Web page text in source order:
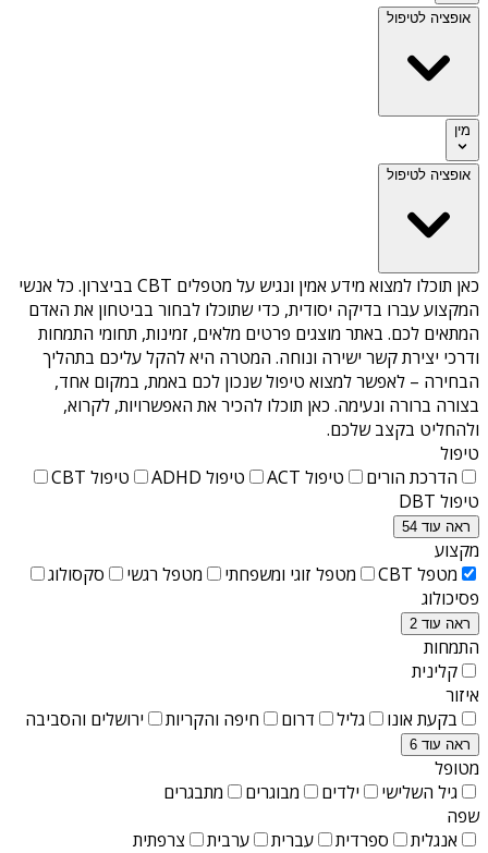
אופציה לטיפול
מין
אופציה לטיפול
כאן תוכלו למצוא מידע אמין ונגיש על מטפלים CBT בביצרון
. כל אנשי
המקצוע עברו בדיקה יסודית, כדי שתוכלו לבחור בביטחון את האדם
המתאים לכם. באתר מוצגים פרטים מלאים, זמינות, תחומי התמחות
ודרכי יצירת קשר ישירה ונוחה. המטרה היא להקל עליכם בתהליך
הבחירה – לאפשר למצוא טיפול שנכון לכם באמת, במקום אחד,
בצורה ברורה ונעימה. כאן תוכלו להכיר את האפשרויות, לקרוא,
ולהחליט בקצב שלכם.
טיפול
הדרכת הורים
טיפול ACT טיפול ADHD
טיפול CBT
טיפול DBT
ראה עוד 54
מקצוע
מטפל CBT
מטפל זוגי ומשפחתי מטפל רגשי
סקסולוג
פסיכולוג
ראה עוד 2
התמחות
קלינית
איזור
בקעת אונו
גליל דרום חיפה והקריות ירושלים והסביבה
ראה עוד 6
מטופל
גיל השלישי
ילדים מבוגרים
מתבגרים
שפה
אנגלית
ספרדית עברית ערבית צרפתית